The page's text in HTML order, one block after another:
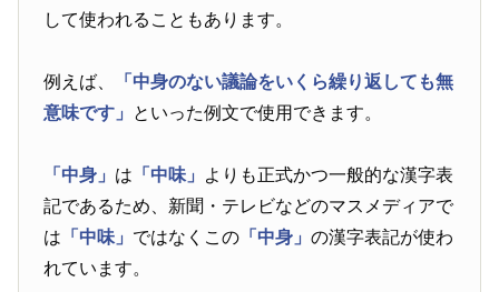
して使われることもあります。
例えば、
「中身のない議論をいくら繰り返しても無
意味です」 といった例文で使用できます。
「中身」 は 「中味」 よりも正式かつ一般的な漢字表
記であるため、新聞・テレビなどのマスメディアで
は 「中味」 ではなくこの 「中身」の漢字表記が使わ
れています。